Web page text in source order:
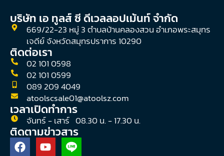
บริษัท เอ ทูลส์ ซี ดีเวลลอปเม้นท์ จํากัด
669/22-23 หมู่ 3 ตำบลบ้านคลองสวน อำเภอพระสมุทร
เจดีย์ จังหวัดสมุทรปราการ 10290
ติดต่อเรา
02 101 0598
02 101 0599
089 209 4049
atoolscsale01@atoolsz.com
เวลาเปิดทำการ
จันทร์ - เสาร์ 08.30 น. - 17.30 น.
ติดตามข่าวสาร
F Y